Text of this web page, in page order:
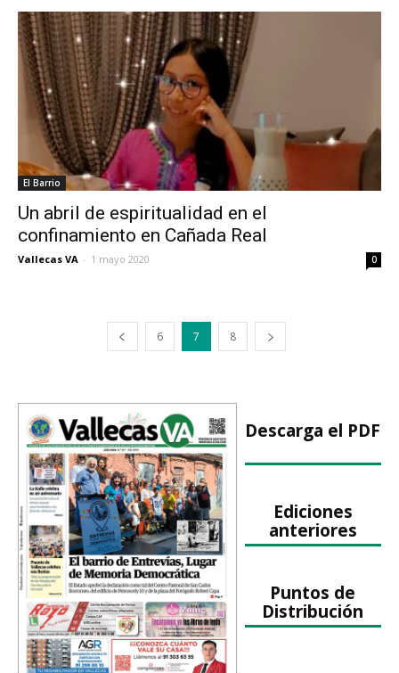
El Barrio
Un abril de espiritualidad en el
confinamiento en Cañada Real
Vallecas VA - 1 mayo 2020 0
6 7 8
Descarga el PDF
Ediciones
anteriores
Puntos de
Distribución